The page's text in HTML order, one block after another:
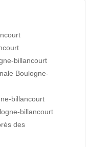
billancourt
Boulogne-
billancourt
billancourt
des